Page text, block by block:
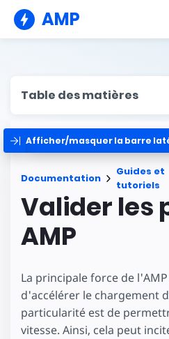
AMP
Table des matières
Afficher/masquer la barre
Documentation
Guides et
tutoriels
Valider les
AMP
La principale force de
d'accélérer le chargement
particularité est de
vitesse. Ainsi, cela peut